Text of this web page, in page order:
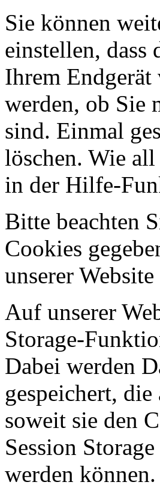
Sie können
einstellen, dass
Ihrem
werden, ob Sie
sind. Einmal
löschen. Wie
in der Hilfe-
Bitte beachten
Cookies
unserer
Auf unserer
Storage-
Dabei werden
gespeichert,
soweit sie den
Session
werden können.